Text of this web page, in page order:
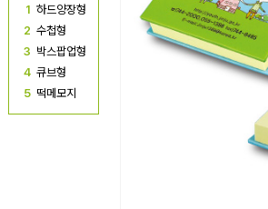
1 하드양장형
2 수첩형
3 박스팝업형
4 큐브형
5 떡메모지